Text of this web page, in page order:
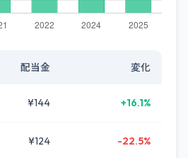
配当金 変化
¥144 +16.1%
¥124 -22.5%